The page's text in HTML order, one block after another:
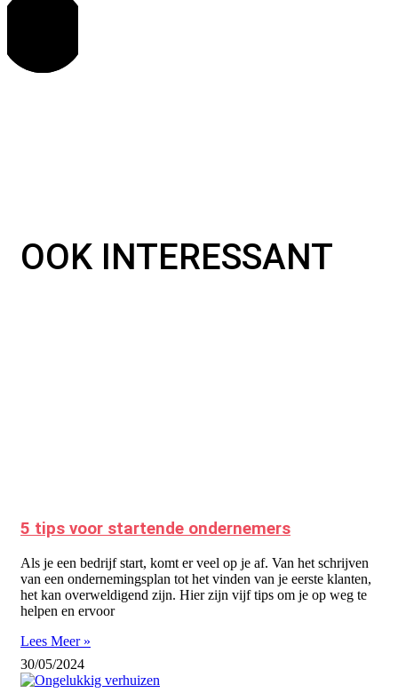
OOK INTERESSANT
5 tips voor startende ondernemers
Als je een bedrijf start, komt er veel op je af. Van het schrijven
van een ondernemingsplan tot het vinden van je eerste klanten,
het kan overweldigend zijn. Hier zijn vijf tips om je op weg te
helpen en ervoor
Lees Meer »
30/05/2024